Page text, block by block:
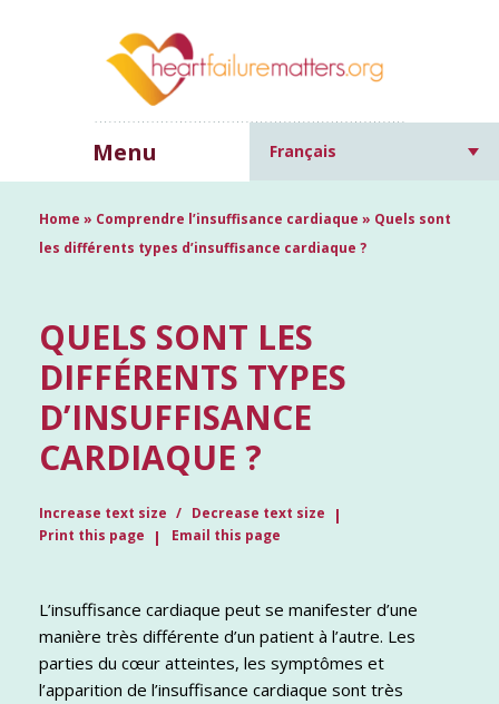
Menu Français
Home » Comprendre l’insuffisance cardiaque » Quels sont
les différents types d’insuffisance cardiaque ?
QUELS SONT LES
DIFFÉRENTS TYPES
D’INSUFFISANCE
CARDIAQUE ?
Increase text size
Decrease text size
Print this page
Email this page
L’insuffisance cardiaque peut se manifester d’une
manière très différente d’un patient à l’autre. Les
parties du cœur atteintes, les symptômes et
l’apparition de l’insuffisance cardiaque sont très